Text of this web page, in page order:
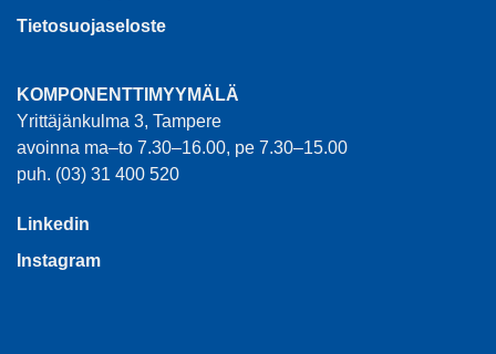
Tietosuojaseloste
KOMPONENTTIMYYMÄLÄ
Yrittäjänkulma 3, Tampere
avoinna ma–to 7.30–16.00, pe 7.30–15.00
puh. (03) 31 400 520
Linkedin
Instagram